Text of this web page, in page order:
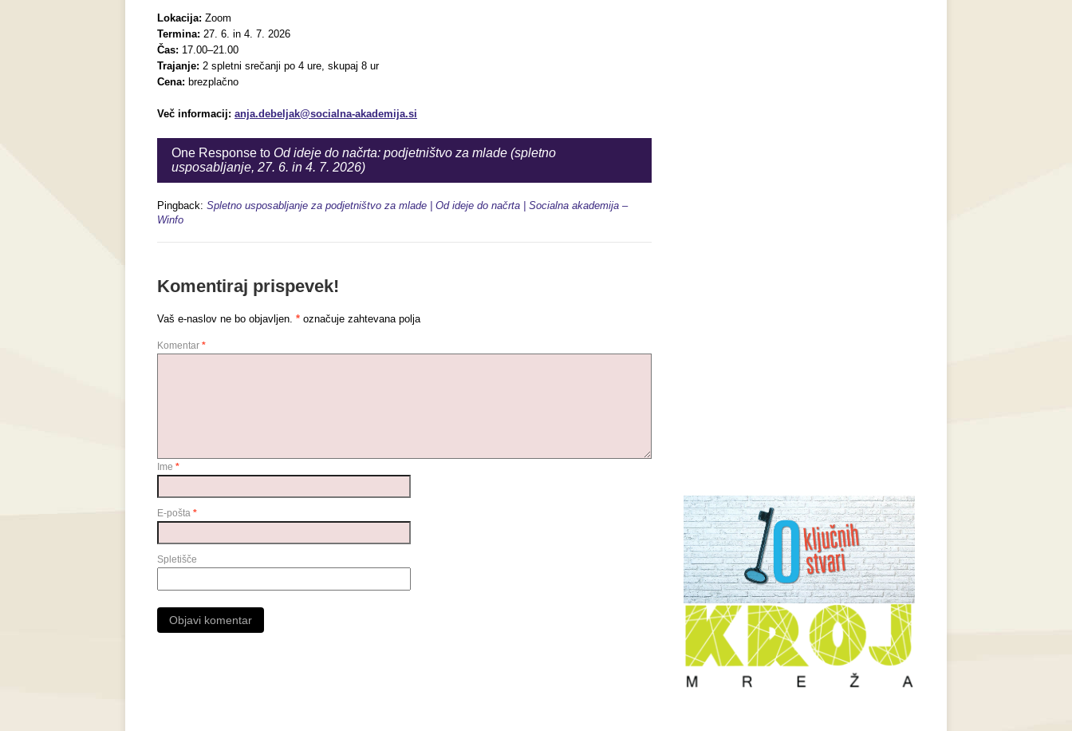
Lokacija: Zoom
Termina: 27. 6. in 4. 7. 2026
Čas: 17.00–21.00
Trajanje: 2 spletni srečanji po 4 ure, skupaj 8 ur
Cena: brezplačno
Več informacij: anja.debeljak@socialna-akademija.si
One Response to Od ideje do načrta: podjetništvo za mlade (spletno
usposabljanje, 27. 6. in 4. 7. 2026)
Pingback: Spletno usposabljanje za podjetništvo za mlade | Od ideje do načrta | Socialna akademija –
Winfo
Komentiraj prispevek!
Vaš e-naslov ne bo objavljen. * označuje zahtevana polja
Komentar *
Ime *
E-pošta *
Spletišče